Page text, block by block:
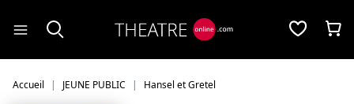
Accueil JEUNE PUBLIC Hansel et Gretel